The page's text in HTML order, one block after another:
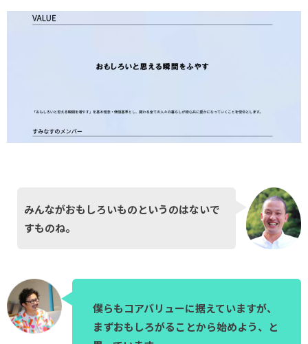
みんながおもしろいものというのはないで
すものね。
僕らもコアバリューに据えていますが、
まずおもしろがることから始めよう、と